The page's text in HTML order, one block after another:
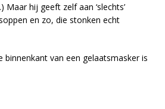
hij geeft zelf aan ‘slechts’
en zo, die stonken echt
van een gelaatsmasker is